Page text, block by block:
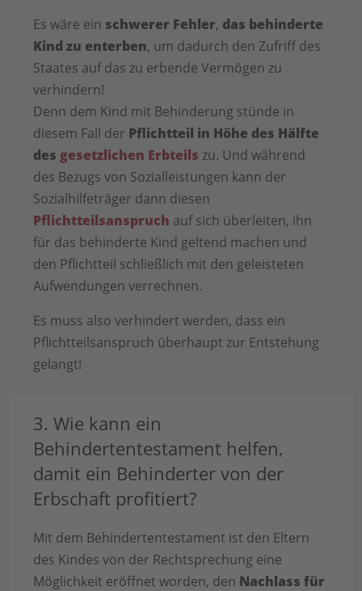
Es wäre ein schwerer Fehler, das behinderte
Kind zu enterben, um dadurch den Zufriff des
Staates auf das zu erbende Vermögen zu
verhindern!
Denn dem Kind mit Behinderung stünde in
diesem Fall der Pflichtteil in Höhe des Hälfte
des gesetzlichen Erbteils zu. Und während
des Bezugs von Sozialleistungen kann der
Sozialhilfeträger dann diesen
Pflichtteilsanspruch auf sich überleiten, ihn
für das behinderte Kind geltend machen und
den Pflichtteil schließlich mit den geleisteten
Aufwendungen verrechnen.
Es muss also verhindert werden, dass ein
Pflichtteilsanspruch überhaupt zur Entstehung
gelangt!
3. Wie kann ein
Behindertentestament helfen,
damit ein Behinderter von der
Erbschaft profitiert?
Mit dem Behindertentestament ist den Eltern
des Kindes von der Rechtsprechung eine
Möglichkeit eröffnet worden, den Nachlass für